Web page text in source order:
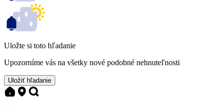
Uložte si toto hľadanie
Upozorníme vás na všetky nové podobné nehnuteľnosti
Uložiť hľadanie